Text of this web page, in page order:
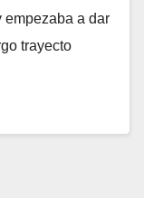
empezaba a dar
trayecto